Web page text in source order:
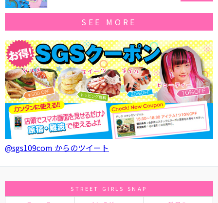
SEE MORE
@sgs109com からのツイート
STREET GIRLS SNAP